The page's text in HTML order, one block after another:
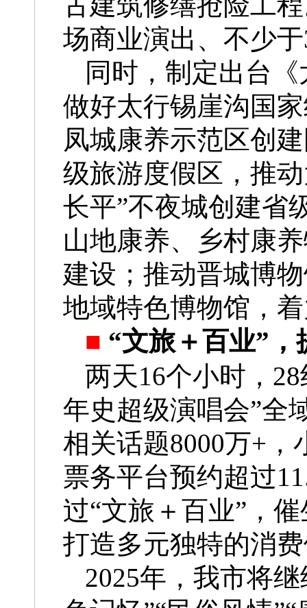
场商业演出、不少
同时，制定出台
做好太行锡崖沟国
凤城康养示范区创
级旅游度假区，推
长平”不夜城创建省
山地康养、乡村康
建设；推动晋城博
地域特色博物馆，
■ “文旅＋百业”
两天16个小时，
年史超级演唱会”全
相关话题8000万+，
票务平台预约超过
过“文旅＋百业”，
打造多元独特的消
2025年，我市将